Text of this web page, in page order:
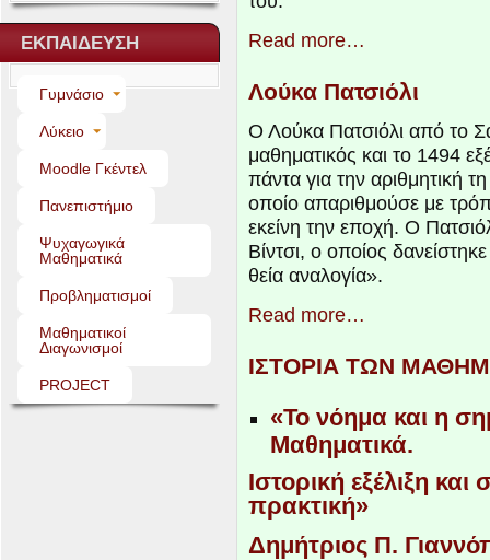
ΕΚΠΑΙΔΕΥΣΗ
Γυμνάσιο
Λύκειο
Moo­dle Γκέντελ
Πανεπιστήμιο
Ψυχαγωγικά
Μαθηματικά
Προβληματισμοί
Μαθηματικοί
Διαγωνισμοί
PROJECT
Read more…
Λούκα Πατσιόλι
Ο Λούκα Πατσιόλι από το
μαθηματικός και το 1494
πάντα για την αριθμητική
οποίο απαριθμούσε με
εκείνη την εποχή. Ο
Βίντσι, ο οποίος
θεία αναλογία».
Read more…
ΙΣΤΟΡΙΑ ΤΩΝ
«Το νόημα και η
Μαθηματικά.
Ιστορική εξέλιξη
πρακτική»
Δημήτριος Π.